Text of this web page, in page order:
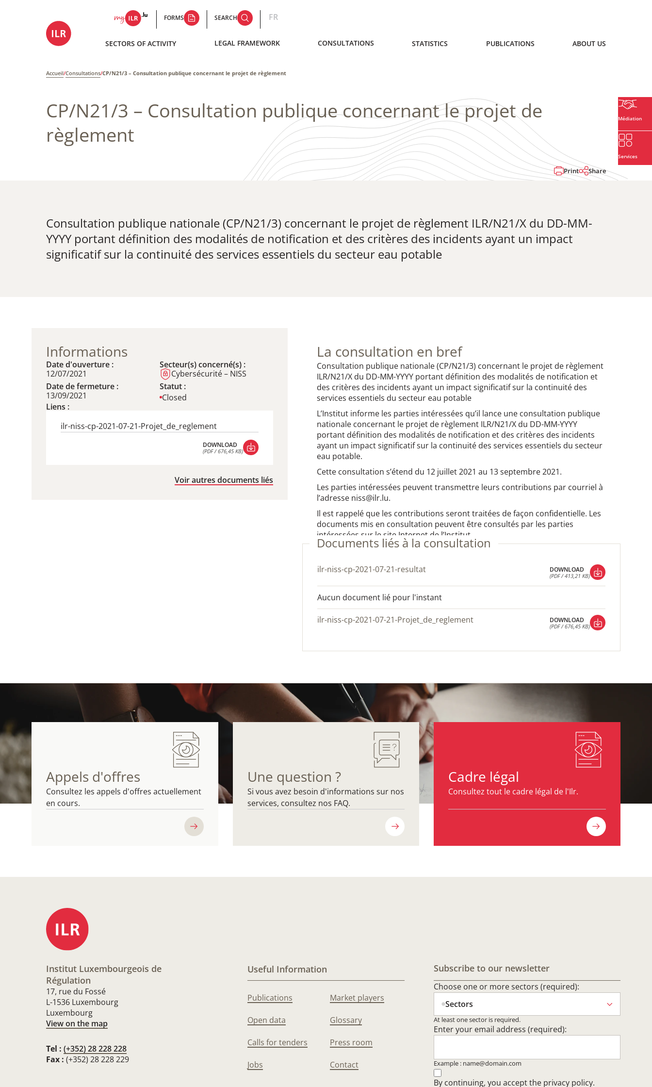
FORMS SEARCH FR
SECTORS OF ACTIVITY LEGAL FRAMEWORK CONSULTATIONS STATISTICS PUBLICATIONS ABOUT US
Accueil/Consultations/CP/N21/3 – Consultation publique concernant le projet de règlement
Médiation
Services
CP/N21/3 – Consultation publique concernant le projet de
règlement
Print Share
Consultation publique nationale (CP/N21/3) concernant le projet de règlement ILR/N21/X du DD-MM-
YYYY portant définition des modalités de notification et des critères des incidents ayant un impact
significatif sur la continuité des services essentiels du secteur eau potable
Informations
Date d'ouverture :
12/07/2021
Secteur(s) concerné(s) :
Cybersécurité – NISS
Date de fermeture :
13/09/2021
Statut :
Closed
Liens :
ilr-niss-cp-2021-07-21-Projet_de_reglement
DOWNLOAD
(PDF / 676,45 KB)
Voir autres documents liés
La consultation en bref
Consultation publique nationale (CP/N21/3) concernant le projet de règlement
ILR/N21/X du DD-MM-YYYY portant définition des modalités de notification et
des critères des incidents ayant un impact significatif sur la continuité des
services essentiels du secteur eau potable ​
L’Institut informe les parties intéressées qu’il lance une consultation publique
nationale concernant le projet de règlement ILR/N21/X du DD-MM-YYYY
portant définition des modalités de notification et des critères des incidents
ayant un impact significatif sur la continuité des services essentiels du secteur
eau potable.
Cette consultation s’étend du 12 juillet 2021 au 13 septembre 2021.
Les parties intéressées peuvent transmettre leurs contributions par courriel à
l’adresse niss@ilr.lu.
Il est rappelé que les contributions seront traitées de façon confidentielle. Les
documents mis en consultation peuvent être consultés par les parties
intéressées sur le site Internet de l’Institut.
Documents liés à la consultation
ilr-niss-cp-2021-07-21-resultat DOWNLOAD
(PDF / 413,21 KB)
DOWNLOAD
Aucun document lié pour l'instant
ilr-niss-cp-2021-07-21-Projet_de_reglement DOWNLOAD
(PDF / 676,45 KB)
Appels d'offres
Consultez les appels d'offres actuellement
en cours.
Une question ?
Si vous avez besoin d'informations sur nos
services, consultez nos FAQ.
Cadre légal
Consultez tout le cadre légal de l'Ilr.
Institut Luxembourgeois de
Régulation
17, rue du Fossé
L-1536 Luxembourg
Luxembourg
View on the map
Tel : (+352) 28 228 228
Fax : (+352) 28 228 229
Useful Information
Publications
Open data
Calls for tenders
Jobs
Market players
Glossary
Press room
Contact
Subscribe to our newsletter
Choose one or more sectors (required):
Sectors
At least one sector is required.
Enter your email address (required):
Example : name@domain.com
By continuing, you accept the privacy policy.